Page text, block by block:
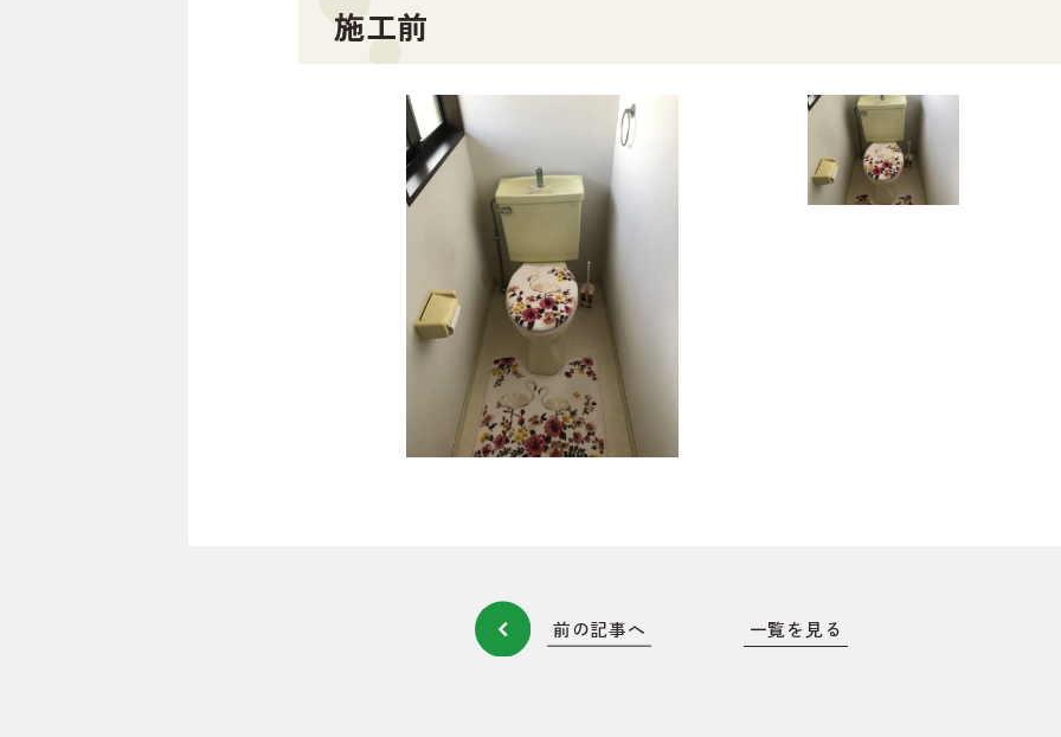
施工前
前の記事へ 一覧を見る